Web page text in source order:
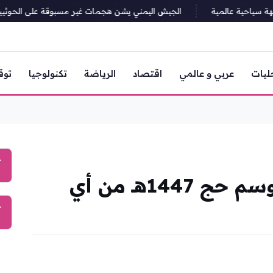
عالمية الجيش اليمني يشن هجمات غير مسبوقة على الحوثيين
عربي و عالمي اقتصاد الرياضة تكنولوجيا
وزارة الصحة تؤكد خلو موسم حج 1447هـ من أي